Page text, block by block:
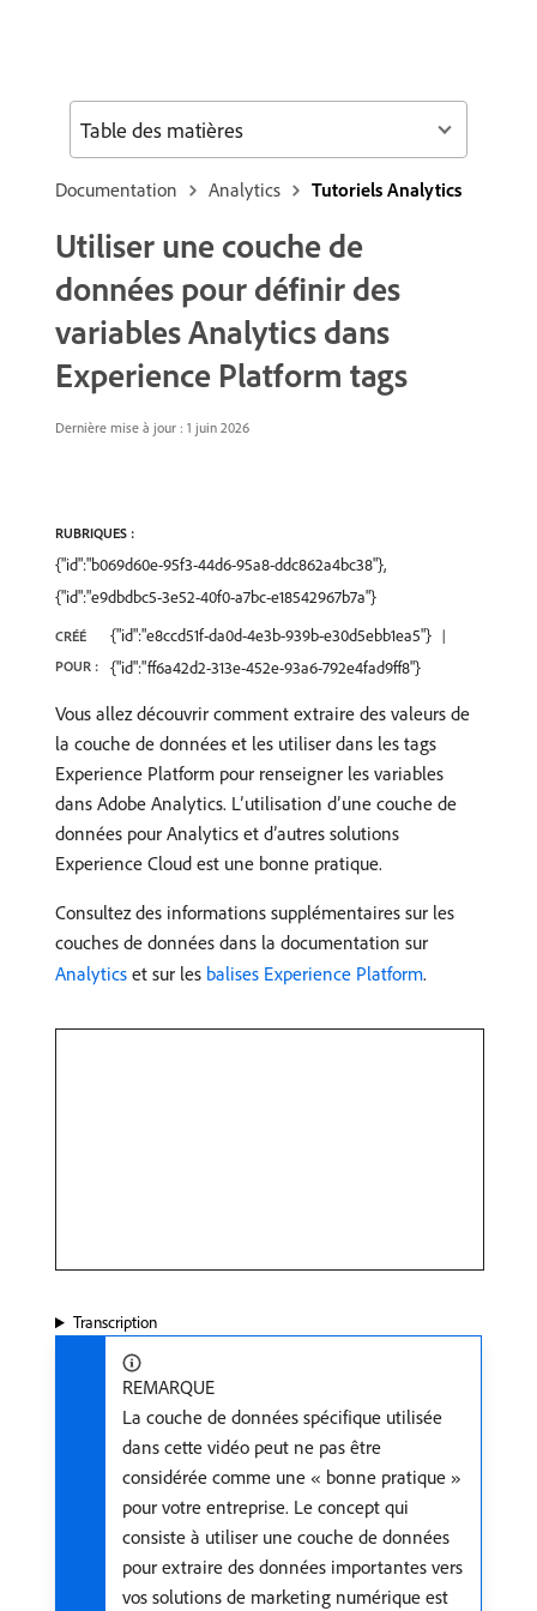
Documentation Analytics Tutoriels Analytics
Utiliser une couche de
données pour définir des
variables Analytics dans
Experience Platform tags
Dernière mise à jour : 1 juin 2026
RUBRIQUES :
{"id":"b069d60e-95f3-44d6-95a8-ddc862a4bc38"},
{"id":"e9dbdbc5-3e52-40f0-a7bc-e18542967b7a"}
CRÉÉ
POUR :
{"id":"e8ccd51f-da0d-4e3b-939b-e30d5ebb1ea5"}
{"id":"ff6a42d2-313e-452e-93a6-792e4fad9ff8"}
Vous allez découvrir comment extraire des valeurs de
la couche de données et les utiliser dans les tags
Experience Platform pour renseigner les variables
dans Adobe Analytics. L’utilisation d’une couche de
données pour Analytics et d’autres solutions
Experience Cloud est une bonne pratique.
Consultez des informations supplémentaires sur les
couches de données dans la documentation sur
Analytics et sur les balises Experience Platform.
Transcription
REMARQUE
La couche de données spécifique utilisée
dans cette vidéo peut ne pas être
considérée comme une « bonne pratique »
pour votre entreprise. Le concept qui
consiste à utiliser une couche de données
pour extraire des données importantes vers
vos solutions de marketing numérique est
Table des matières